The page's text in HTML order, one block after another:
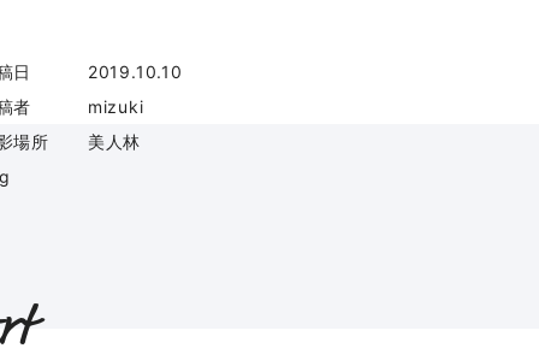
日
2019.10.10
者
mizuki
場所
美人林